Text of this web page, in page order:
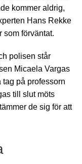
kommer aldrig,
Hans Rekke
som förväntat.
polisen står
Micaela Vargas
tag på professorn
till slut möts
de sig för att